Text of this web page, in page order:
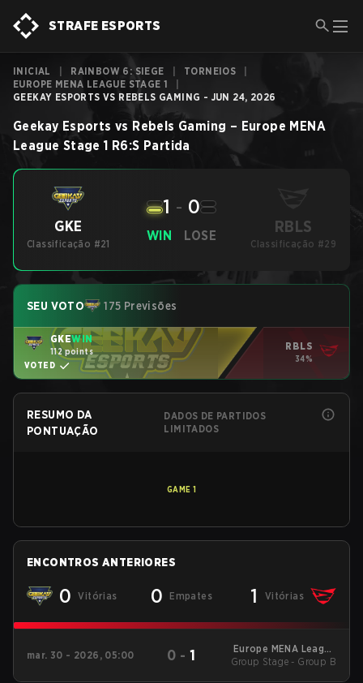
STRAFE ESPORTS
INICIAL RAINBOW 6: SIEGE TORNEIOS
EUROPE MENA LEAGUE STAGE 1
GEEKAY ESPORTS VS REBELS GAMING - JUN 24, 2026
Geekay Esports vs Rebels Gaming – Europe MENA
League Stage 1 R6:S Partida
GKE
Classificação #21
WIN
1 - 0
LOSE RBLS
Classificação #29
SEU VOTO 175 Previsões
GKEWIN
112 points
VOTED
RBLS
34%
RESUMO DA
PONTUAÇÃO
DADOS DE PARTIDOS
LIMITADOS
GAME 1
ENCONTROS ANTERIORES
0 Vitórias 0 Empates 1 Vitórias
mar. 30 - 2026, 05:00 0 -1
Europe MENA League
- Europe MENA
Group Stage - Group B